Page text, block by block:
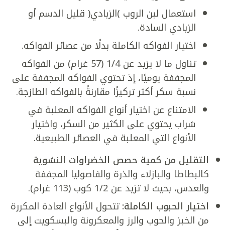
استعمال لبن الروب )الزبادي( قليل الدسم أو
الزبادي السادة.
اختيار الفواكه الكاملة بدلًا من عصائر الفواكه.
تناول ما لا يزيد عن 1/4 (57 غرام) من الفواكه
المجففة يوميًا، إذ تحتوي الفواكه المجففة على
نسبة سكر أكثر تركيزًا مقارنةً بالفواكه الطازجة.
الامتناع عن اختيار أنواع الفواكه المعلبة في
شراب يحتوي على الكثير من السكر، واختيار
الأنواع التي المعلبة في العصائر الطبيعية.
التقليل من كمية حصص الخضراوات النشوية
كالبطاطا والبازلاء والذرة والفاصوليا المجففة
والعدس، بحيث لا تزيد عن 1/2 كوب (113 غرام).
اختيار الحبوب الكاملة:تتحول الأنواع العادة المكررة
من الخبز والحوب والرز والمعكرونة والبسكويت إلى